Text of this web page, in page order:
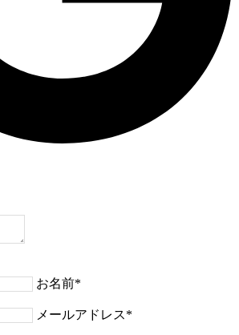
お名前*
メールアドレス*